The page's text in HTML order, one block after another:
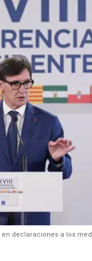
en declaraciones a los